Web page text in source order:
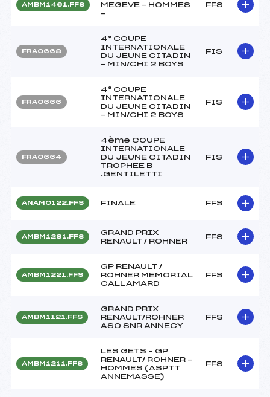
AMBM1461.FFS
MEGEVE – HOMMES
–
FFS
FRA0668
4° COUPE
INTERNATIONALE
DU JEUNE CITADIN
– MIN/CHI 2 BOYS
FIS
FRA0666
4° COUPE
INTERNATIONALE
DU JEUNE CITADIN
– MIN/CHI 2 BOYS
FIS
FRA0664
4ème COUPE
INTERNATIONALE
DU JEUNE CITADIN
TROPHEE B
.GENTILETTI
FIS
ANAM0122.FFS FINALE FFS
AMBM1281.FFS
GRAND PRIX
RENAULT / ROHNER
FFS
AMBM1221.FFS
GP RENAULT /
ROHNER MEMORIAL
CALLAMARD
FFS
AMBM1121.FFS
GRAND PRIX
RENAULT/ROHNER
ASO SNR ANNECY
FFS
AMBM1211.FFS
LES GETS – GP
RENAULT/ ROHNER –
HOMMES (ASPTT
ANNEMASSE)
FFS